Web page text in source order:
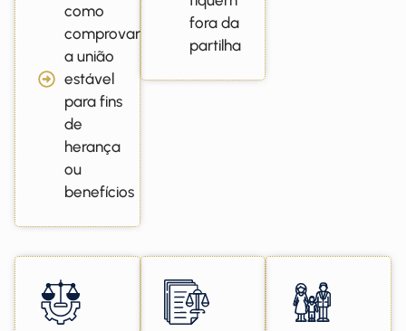
como
comprovar
a união
estável
para fins
de
herança
ou
benefícios
fora da
partilha